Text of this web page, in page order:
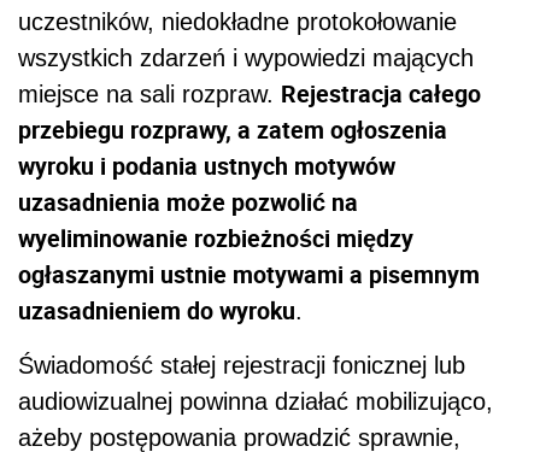
uczestników, niedokładne protokołowanie
wszystkich zdarzeń i wypowiedzi mających
miejsce na sali rozpraw. Rejestracja całego
przebiegu rozprawy, a zatem ogłoszenia
wyroku i podania ustnych motywów
uzasadnienia może pozwolić na
wyeliminowanie rozbieżności między
ogłaszanymi ustnie motywami a pisemnym
uzasadnieniem do wyroku.
Świadomość stałej rejestracji fonicznej lub
audiowizualnej powinna działać mobilizująco,
ażeby postępowania prowadzić sprawnie,